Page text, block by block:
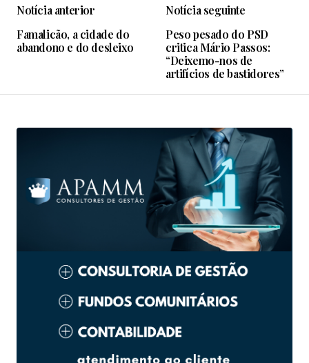
Notícia anterior
Famalicão, a cidade do
abandono e do desleixo
Notícia seguinte
Peso pesado do PSD
critica Mário Passos:
“Deixemo-nos de
artifícios de bastidores”